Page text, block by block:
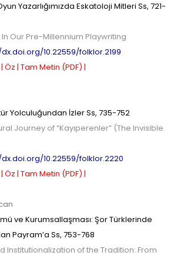
Yazarlığımızda Eskatoloji Mitleri Ss, 721-
Our Pre-Millennium Playwriting
10.22559/folklor.2199
Öz | Tam Metin (PDF) |
Yolculuğundan İzlerSs, 735-752
Journey of “Kayıperenler” (The Invisible
10.22559/folklor.2220
Öz | Tam Metin (PDF) |
ve Kurumsallaşması: Şor Türklerinde
Payram’a Ss, 753-768
Institutionalization of the Tradition: From